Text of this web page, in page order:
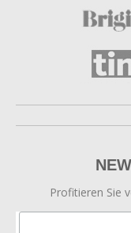
Profitieren Sie